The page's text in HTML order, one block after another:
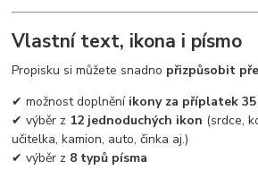
Vlastní text, ikona i písmo
Propisku si můžete snadno přizpůsobit
✔ možnost doplnění ikony za příplatek 35
✔ výběr z 12 jednoduchých ikon (srdce,
učitelka, kamion, auto, činka aj.)
✔ výběr z 8 typů písma